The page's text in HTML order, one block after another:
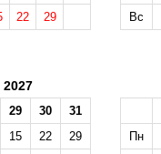
22 29
Вс
29 30
31
15 22
29
Пн